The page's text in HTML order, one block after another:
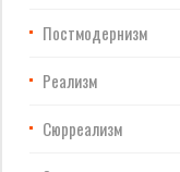
Постмодернизм
Реализм
Сюрреализм